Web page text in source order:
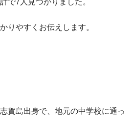
で7人見つかりました。
りやすくお伝えします。
賀島出身で、地元の中学校に通っ